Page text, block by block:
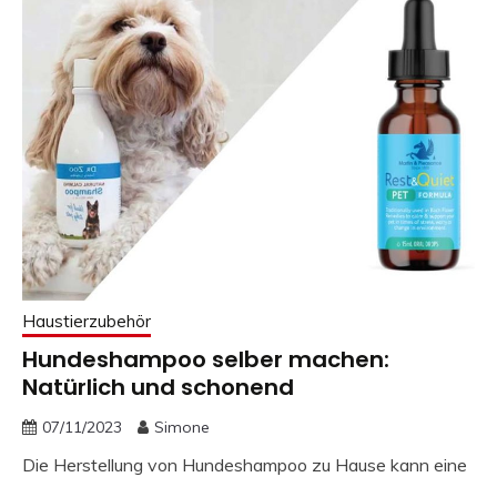
Haustierzubehör
Hundeshampoo selber machen:
Natürlich und schonend
07/11/2023 Simone
Die Herstellung von Hundeshampoo zu Hause kann eine